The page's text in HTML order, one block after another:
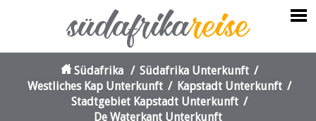
Südafrika / Südafrika Unterkunft /
Westliches Kap Unterkunft / Kapstadt Unterkunft /
Stadtgebiet Kapstadt Unterkunft /
De Waterkant Unterkunft